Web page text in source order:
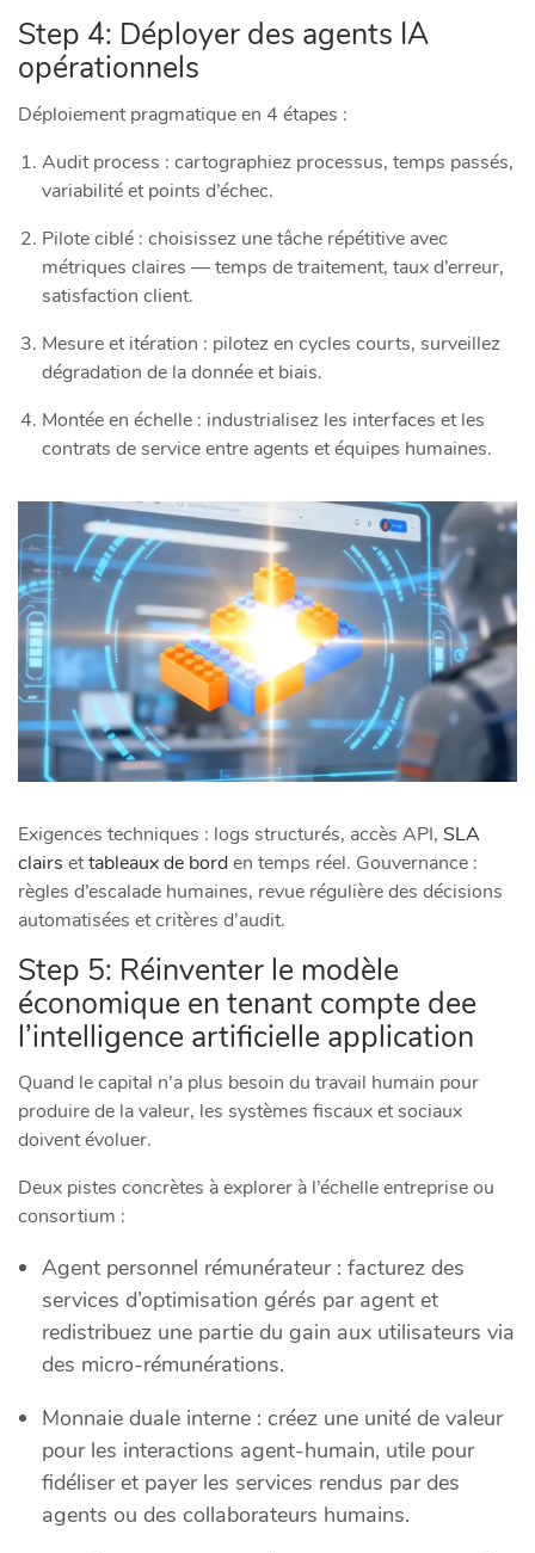
Step 4: Déployer des agents IA
opérationnels
Déploiement pragmatique en 4 étapes :
Audit process : cartographiez processus, temps passés,
variabilité et points d’échec.
Pilote ciblé : choisissez une tâche répétitive avec
métriques claires — temps de traitement, taux d’erreur,
satisfaction client.
Mesure et itération : pilotez en cycles courts, surveillez
dégradation de la donnée et biais.
Montée en échelle : industrialisez les interfaces et les
contrats de service entre agents et équipes humaines.
Exigences techniques : logs structurés, accès API, SLA
clairs ettableaux de borden temps réel. Gouvernance :
règles d’escalade humaines, revue régulière des décisions
automatisées et critères d’audit.
Step 5: Réinventer le modèle
économique en tenant compte dee
l’intelligence artificielle application
Quand le capital n’a plus besoin du travail humain pour
produire de la valeur, les systèmes fiscaux et sociaux
doivent évoluer.
Deux pistes concrètes à explorer à l’échelle entreprise ou
consortium :
Agent personnel rémunérateur : facturez des
services d’optimisation gérés par agent et
redistribuez une partie du gain aux utilisateurs via
des micro-rémunérations.
Monnaie duale interne : créez une unité de valeur
pour les interactions agent-humain, utile pour
fidéliser et payer les services rendus par des
agents ou des collaborateurs humains.